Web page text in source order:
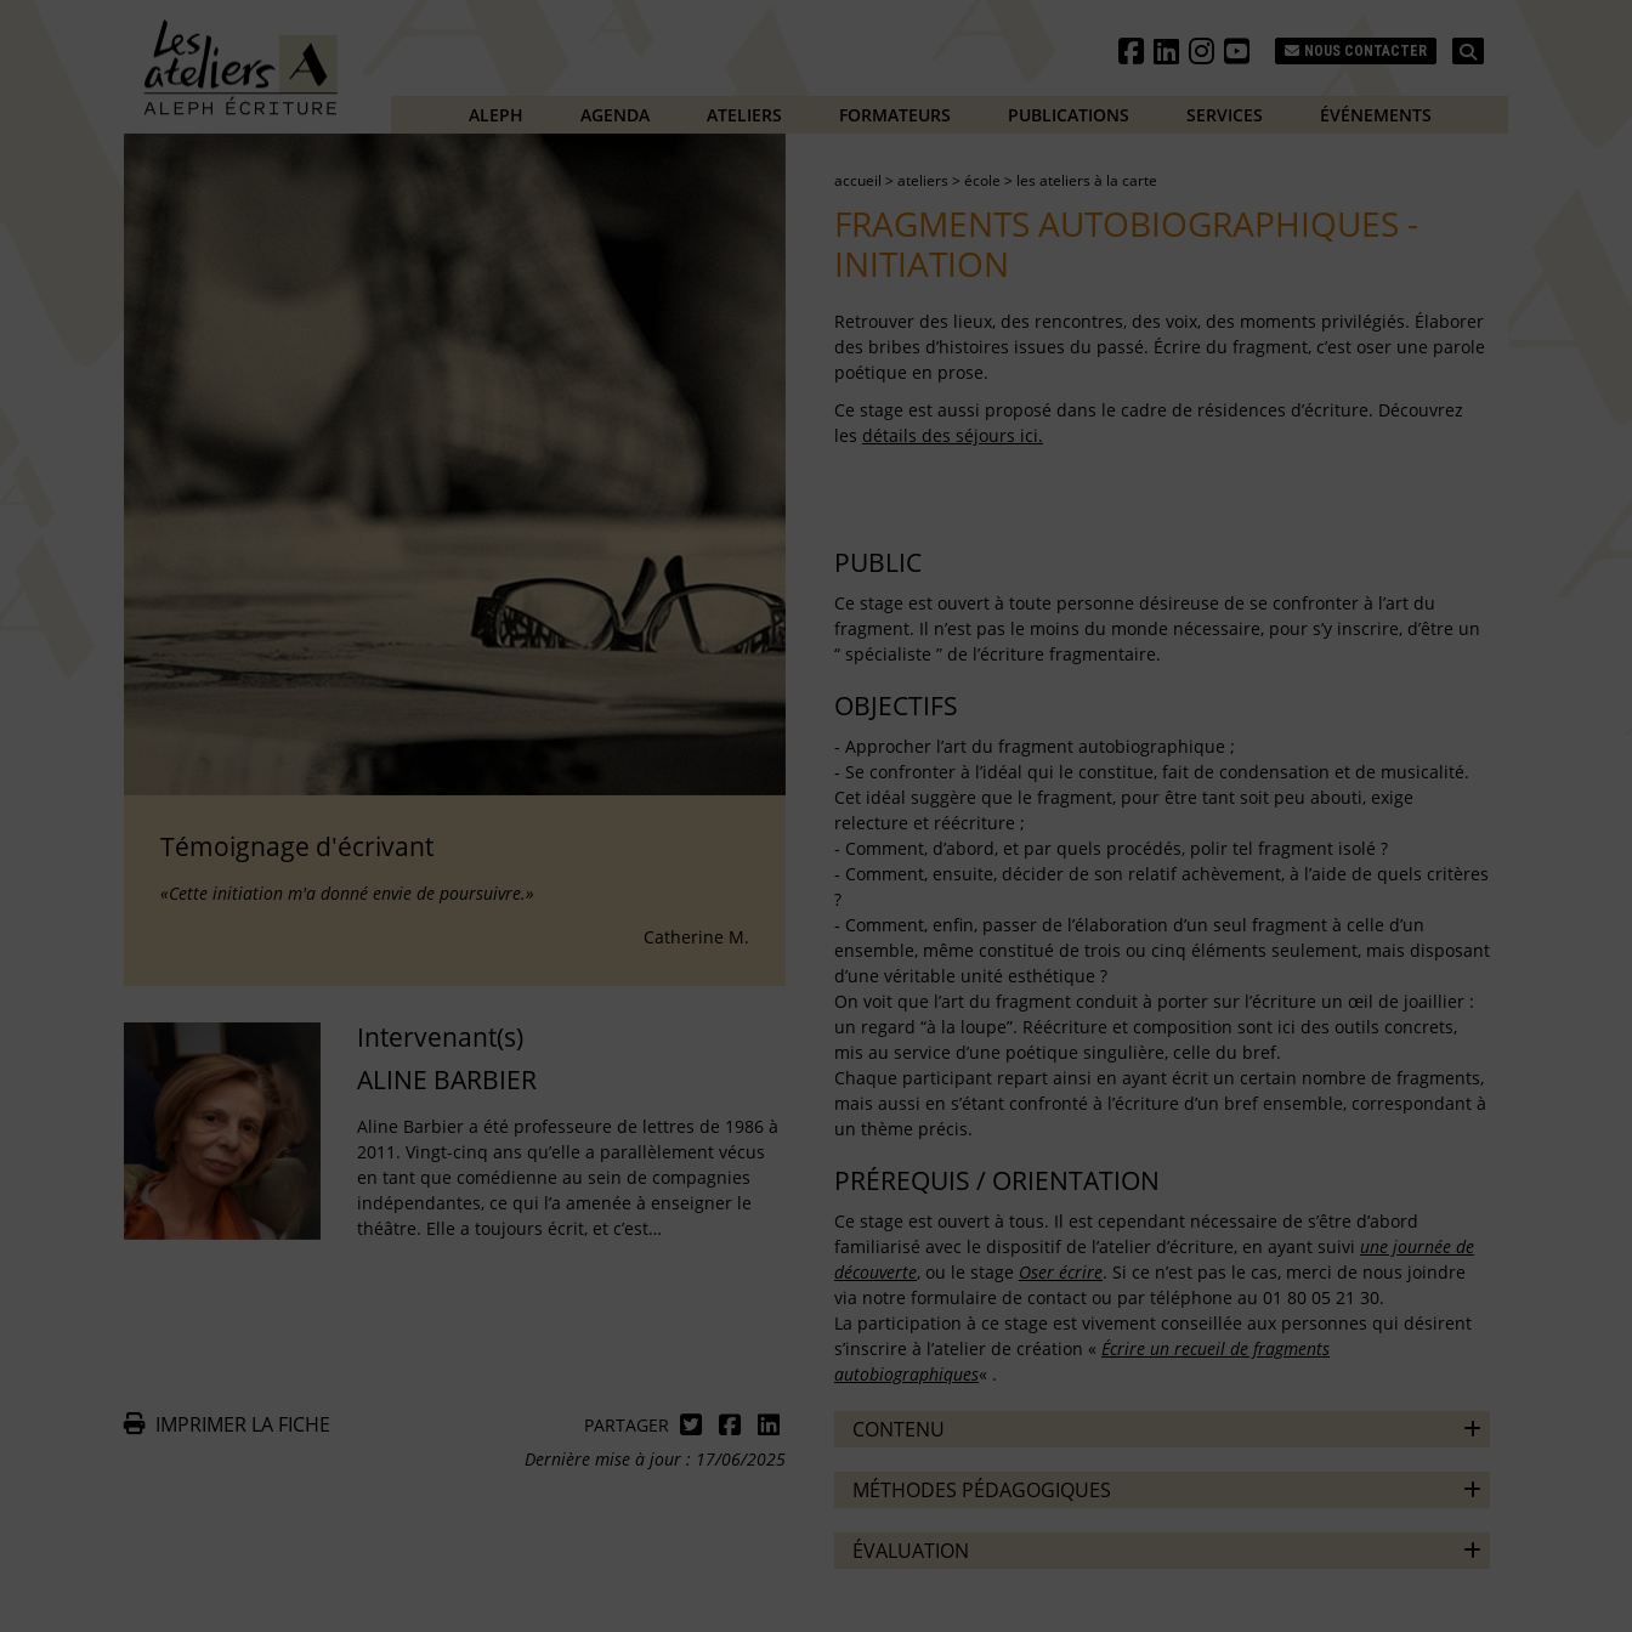
NOUS CONTACTER
ALEPH AGENDA ATELIERS FORMATEURS PUBLICATIONS SERVICES ÉVÉNEMENTS
Témoignage d'écrivant
«Cette initiation m'a donné envie de poursuivre.»
Catherine M.
Intervenant(s)
ALINE BARBIER
Aline Barbier a été professeure de lettres de 1986 à
2011. Vingt-cinq ans qu’elle a parallèlement vécus
en tant que comédienne au sein de compagnies
indépendantes, ce qui l’a amenée à enseigner le
théâtre. Elle a toujours écrit, et c’est…
IMPRIMER LA FICHE
PARTAGER
Dernière mise à jour : 17/06/2025
accueil > ateliers > école > les ateliers à la carte
FRAGMENTS AUTOBIOGRAPHIQUES -
INITIATION
Retrouver des lieux, des rencontres, des voix, des moments privilégiés. Élaborer
des bribes d’histoires issues du passé. Écrire du fragment, c’est oser une parole
poétique en prose.
Ce stage est aussi proposé dans le cadre de résidences d’écriture. Découvrez
les détails des séjours ici.
PUBLIC
Ce stage est ouvert à toute personne désireuse de se confronter à l’art du
fragment. Il n’est pas le moins du monde nécessaire, pour s’y inscrire, d’être un
“ spécialiste ” de l’écriture fragmentaire.
OBJECTIFS
- Approcher l’art du fragment autobiographique ;
- Se confronter à l’idéal qui le constitue, fait de condensation et de musicalité.
Cet idéal suggère que le fragment, pour être tant soit peu abouti, exige
relecture et réécriture ;
- Comment, d’abord, et par quels procédés, polir tel fragment isolé ?
- Comment, ensuite, décider de son relatif achèvement, à l’aide de quels critères
?
- Comment, enfin, passer de l’élaboration d’un seul fragment à celle d’un
ensemble, même constitué de trois ou cinq éléments seulement, mais disposant
d’une véritable unité esthétique ?
On voit que l’art du fragment conduit à porter sur l’écriture un œil de joaillier :
un regard “à la loupe”. Réécriture et composition sont ici des outils concrets,
mis au service d’une poétique singulière, celle du bref.
Chaque participant repart ainsi en ayant écrit un certain nombre de fragments,
mais aussi en s’étant confronté à l’écriture d’un bref ensemble, correspondant à
un thème précis.
PRÉREQUIS / ORIENTATION
Ce stage est ouvert à tous. Il est cependant nécessaire de s’être d’abord
familiarisé avec le dispositif de l’atelier d’écriture, en ayant suivi une journée de
découverte, ou le stage Oser écrire. Si ce n’est pas le cas, merci de nous joindre
via notre formulaire de contact ou par téléphone au 01 80 05 21 30.
La participation à ce stage est vivement conseillée aux personnes qui désirent
s’inscrire à l’atelier de création « Écrire un recueil de fragments
autobiographiques« .
CONTENU
MÉTHODES PÉDAGOGIQUES
ÉVALUATION